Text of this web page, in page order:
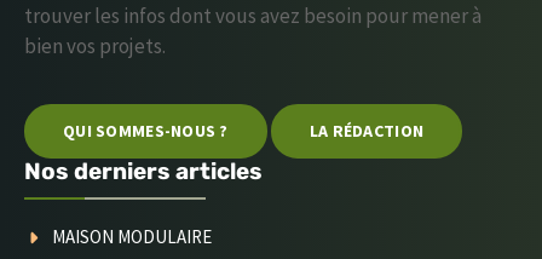
trouver les infos dont vous avez besoin pour mener à
bien vos projets.
QUI SOMMES-NOUS ? LA RÉDACTION
Nos derniers articles
MAISON MODULAIRE